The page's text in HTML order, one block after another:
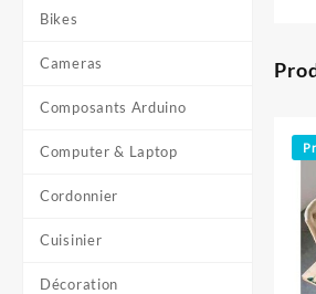
Bikes
Cameras
Composants Arduino
Computer & Laptop
Cordonnier
Cuisinier
Décoration